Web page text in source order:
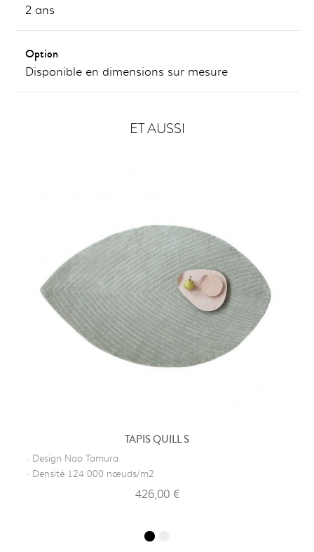
2 ans
Option
Disponible en dimensions sur mesure
ET AUSSI
TAPIS QUILL S
· Design Nao Tamura
· Densité 124 000 nœuds/m2
426,00 €